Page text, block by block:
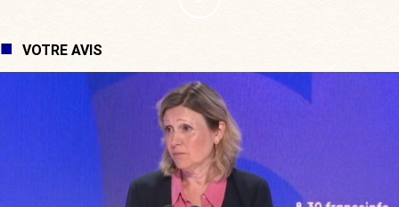
VOTRE AVIS